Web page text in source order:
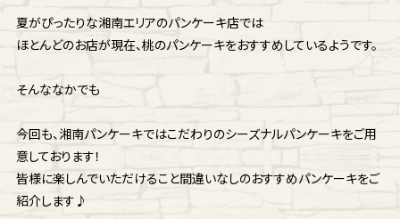
夏がぴったりな湘南エリアのパンケーキ店では
ほとんどのお店が現在、桃のパンケーキをおすすめしているようです。
そんななかでも
今回も、湘南パンケーキではこだわりのシーズナルパンケーキをご用
意しております！
皆様に楽しんでいただけること間違いなしのおすすめパンケーキをご
紹介します♪